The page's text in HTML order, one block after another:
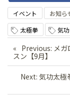
イベント お知ら
太極拳
気功
投
稿
ビ
Previous: メガ
スン【9月】
Next: 気功太